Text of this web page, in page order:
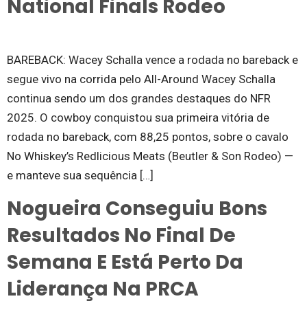
National Finals Rodeo
BAREBACK: Wacey Schalla vence a rodada no bareback e
segue vivo na corrida pelo All-Around Wacey Schalla
continua sendo um dos grandes destaques do NFR
2025. O cowboy conquistou sua primeira vitória de
rodada no bareback, com 88,25 pontos, sobre o cavalo
No Whiskey’s Redlicious Meats (Beutler & Son Rodeo) —
e manteve sua sequência […]
Nogueira Conseguiu Bons
Resultados No Final De
Semana E Está Perto Da
Liderança Na PRCA